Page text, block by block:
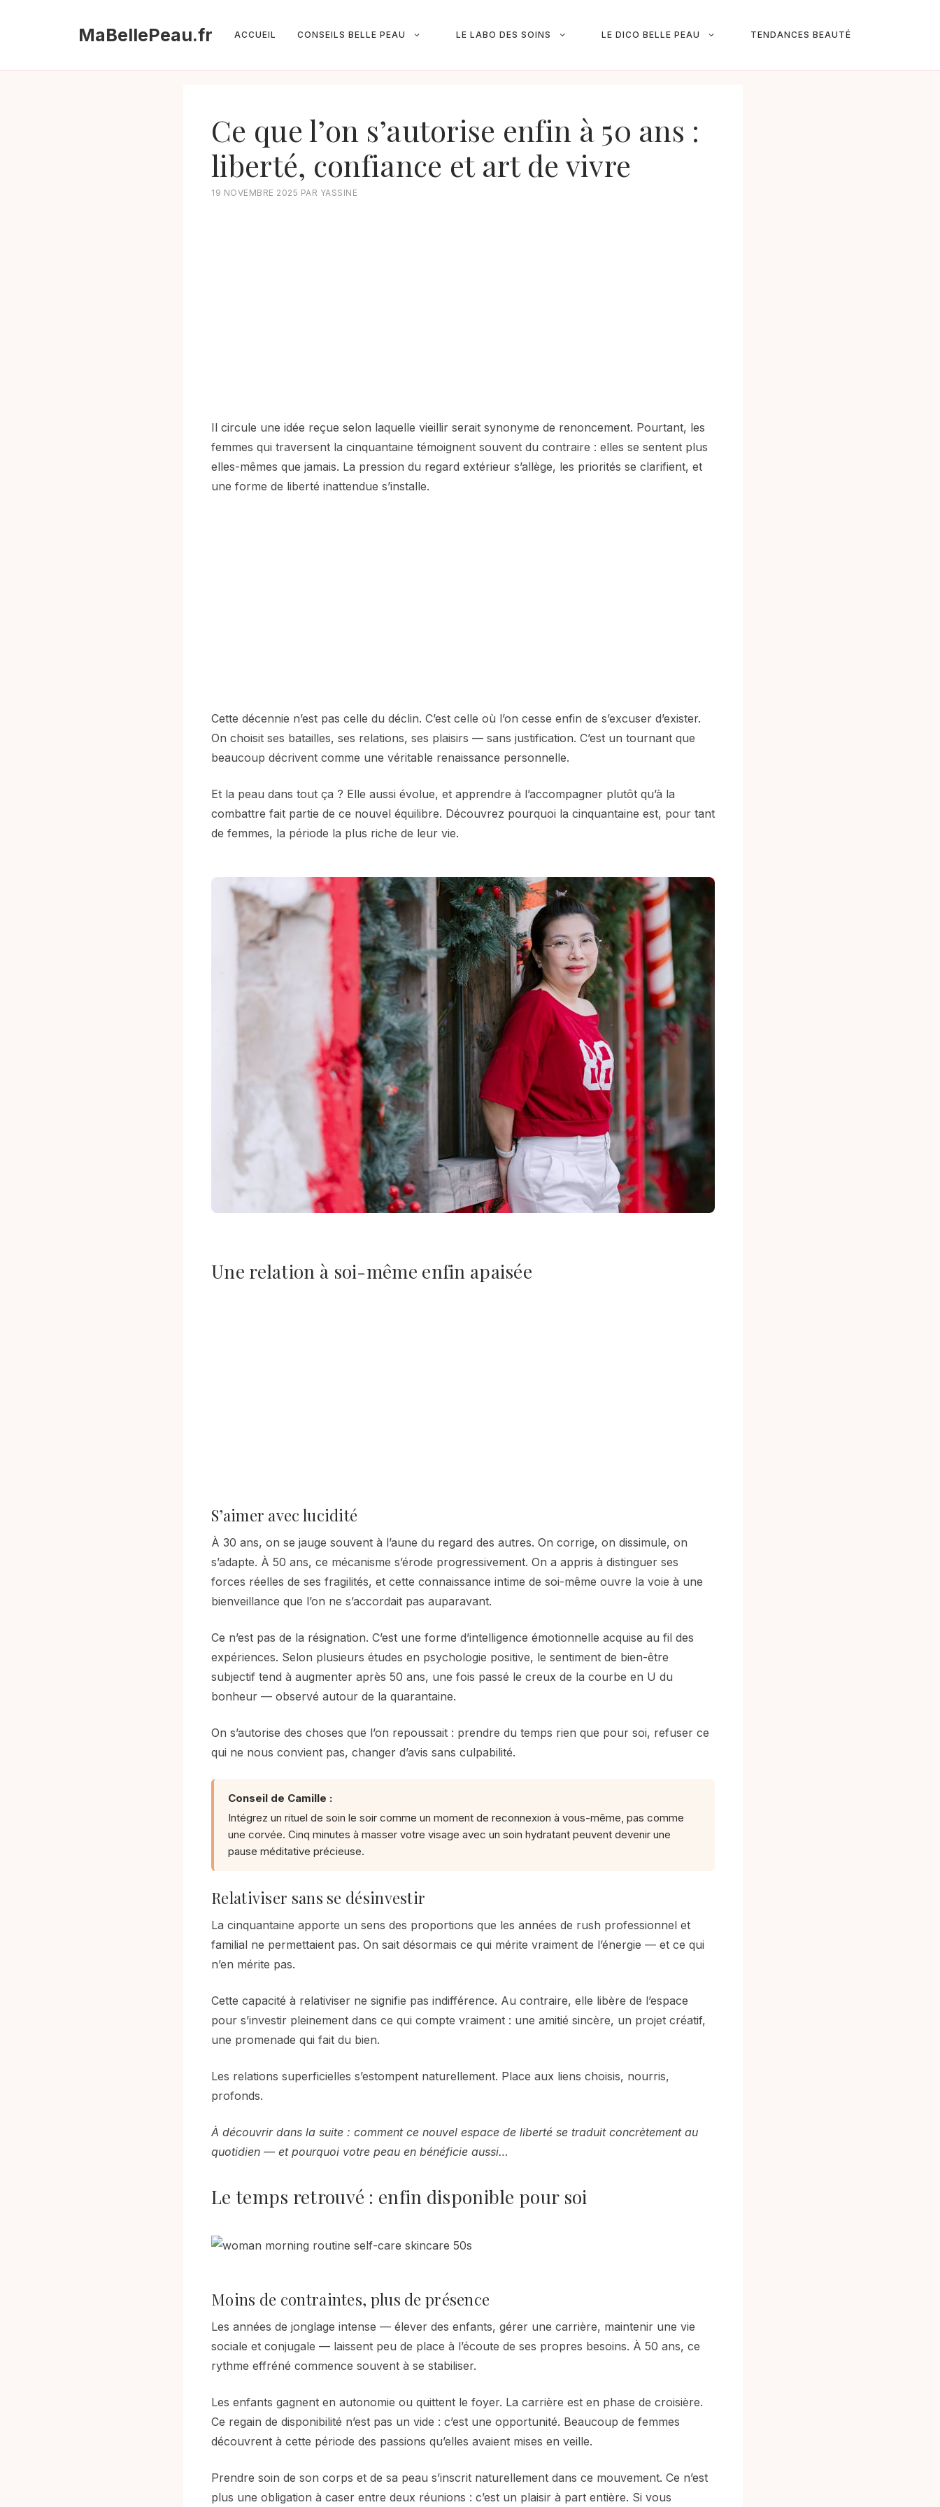
MaBellePeau.fr ACCUEIL CONSEILS BELLE PEAU LE LABO DES SOINS LE DICO BELLE PEAU TENDANCES BEAUTÉ
Ce que l’on s’autorise enfin à 50 ans :
liberté, confiance et art de vivre
19 NOVEMBRE 2025 PAR YASSINE
Il circule une idée reçue selon laquelle vieillir serait synonyme de renoncement. Pourtant, les
femmes qui traversent la cinquantaine témoignent souvent du contraire : elles se sentent plus
elles-mêmes que jamais. La pression du regard extérieur s’allège, les priorités se clarifient, et
une forme de liberté inattendue s’installe.
Cette décennie n’est pas celle du déclin. C’est celle où l’on cesse enfin de s’excuser d’exister.
On choisit ses batailles, ses relations, ses plaisirs — sans justification. C’est un tournant que
beaucoup décrivent comme une véritable renaissance personnelle.
Et la peau dans tout ça ? Elle aussi évolue, et apprendre à l’accompagner plutôt qu’à la
combattre fait partie de ce nouvel équilibre. Découvrez pourquoi la cinquantaine est, pour tant
de femmes, la période la plus riche de leur vie.
Une relation à soi-même enfin apaisée
S’aimer avec lucidité
À 30 ans, on se jauge souvent à l’aune du regard des autres. On corrige, on dissimule, on
s’adapte. À 50 ans, ce mécanisme s’érode progressivement. On a appris à distinguer ses
forces réelles de ses fragilités, et cette connaissance intime de soi-même ouvre la voie à une
bienveillance que l’on ne s’accordait pas auparavant.
Ce n’est pas de la résignation. C’est une forme d’intelligence émotionnelle acquise au fil des
expériences. Selon plusieurs études en psychologie positive, le sentiment de bien-être
subjectif tend à augmenter après 50 ans, une fois passé le creux de la courbe en U du
bonheur — observé autour de la quarantaine.
On s’autorise des choses que l’on repoussait : prendre du temps rien que pour soi, refuser ce
qui ne nous convient pas, changer d’avis sans culpabilité.
Conseil de Camille :
Intégrez un rituel de soin le soir comme un moment de reconnexion à vous-même, pas comme
une corvée. Cinq minutes à masser votre visage avec un soin hydratant peuvent devenir une
pause méditative précieuse.
Relativiser sans se désinvestir
La cinquantaine apporte un sens des proportions que les années de rush professionnel et
familial ne permettaient pas. On sait désormais ce qui mérite vraiment de l’énergie — et ce qui
n’en mérite pas.
Cette capacité à relativiser ne signifie pas indifférence. Au contraire, elle libère de l’espace
pour s’investir pleinement dans ce qui compte vraiment : une amitié sincère, un projet créatif,
une promenade qui fait du bien.
Les relations superficielles s’estompent naturellement. Place aux liens choisis, nourris,
profonds.
À découvrir dans la suite : comment ce nouvel espace de liberté se traduit concrètement au
quotidien — et pourquoi votre peau en bénéficie aussi…
Le temps retrouvé : enfin disponible pour soi
Moins de contraintes, plus de présence
Les années de jonglage intense — élever des enfants, gérer une carrière, maintenir une vie
sociale et conjugale — laissent peu de place à l’écoute de ses propres besoins. À 50 ans, ce
rythme effréné commence souvent à se stabiliser.
Les enfants gagnent en autonomie ou quittent le foyer. La carrière est en phase de croisière.
Ce regain de disponibilité n’est pas un vide : c’est une opportunité. Beaucoup de femmes
découvrent à cette période des passions qu’elles avaient mises en veille.
Prendre soin de son corps et de sa peau s’inscrit naturellement dans ce mouvement. Ce n’est
plus une obligation à caser entre deux réunions : c’est un plaisir à part entière. Si vous